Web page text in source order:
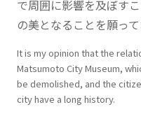
で周囲に影響を及ぼす
の美となることを願って
It is my opinion that the
Matsumoto City Museum,
be demolished, and the
city have a long history.